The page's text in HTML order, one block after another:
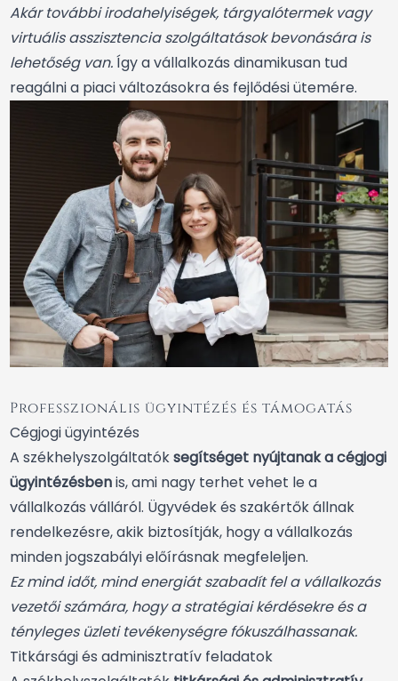
Akár további irodahelyiségek, tárgyalótermek vagy
virtuális asszisztencia szolgáltatások bevonására is
lehetőség van.Így a vállalkozás dinamikusan tud
reagálni a piaci változásokra és fejlődési ütemére.
Professzionális ügyintézés és támogatás
Cégjogi ügyintézés
A székhelyszolgáltatóksegítséget nyújtanak a cégjogi
ügyintézésbenis, ami nagy terhet vehet le a
vállalkozás válláról. Ügyvédek és szakértők állnak
rendelkezésre, akik biztosítják, hogy a vállalkozás
minden jogszabályi előírásnak megfeleljen.
Ez mind időt, mind energiát szabadít fel a vállalkozás
vezetői számára, hogy a stratégiai kérdésekre és a
tényleges üzleti tevékenységre fókuszálhassanak.
Titkársági és adminisztratív feladatok